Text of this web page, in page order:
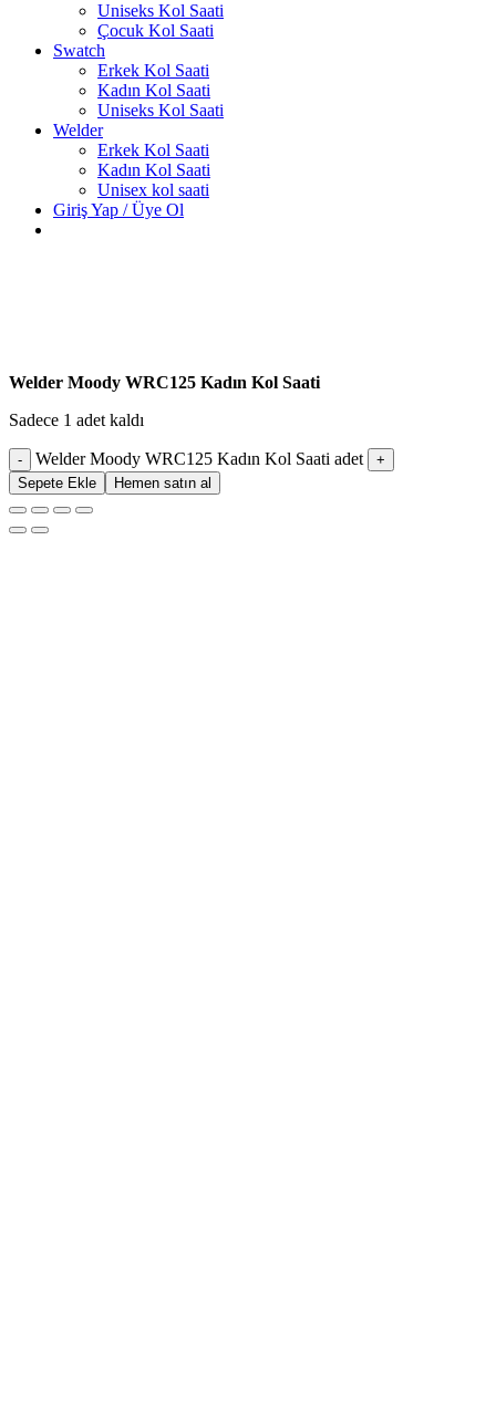
Uniseks Kol Saati
Çocuk Kol Saati
Swatch
Erkek Kol Saati
Kadın Kol Saati
Uniseks Kol Saati
Welder
Erkek Kol Saati
Kadın Kol Saati
Unisex kol saati
Giriş Yap / Üye Ol
Welder Moody WRC125 Kadın Kol Saati
Sadece 1 adet kaldı
Welder Moody WRC125 Kadın Kol Saati adet
Sepete Ekle Hemen satın al